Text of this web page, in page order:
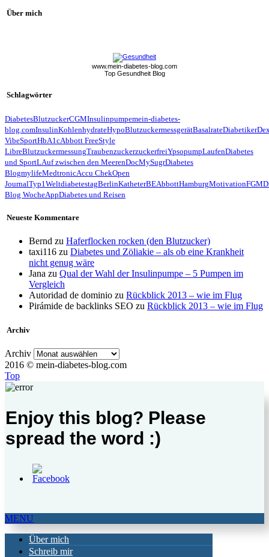
Über mich
www.mein-diabetes-blog.com
Top Gesundheit Blog
Schlagwörter
DiabetesBlutzuckerCGMInsulinpumpemein-diabetes-
blog.comInsulinKohlenhydrateHypoBlutzuckermessgerätBasalrateDiabetiker
VibeSportHbA1cAbbott FreeStyle
LibreBlutzuckermessungTraubenzuckerzuckerfreiYpsopumpLaufenDiabetes
und SportLAuf zwischen den MeerenDocMySugrDiabetes
BlogmylifeMedtronicAccu ChekOpen
JournalTyp1WeltdiabetestagBerlinKatheterBEAbbottHamburgMotivationFGM
Blog WocheAppDiabetes und Reisen
Neueste Kommentare
Bernd zu Haferflocken rocken (den Blutzucker)
taxi116 zu Diabetes und Zöliakie – als ob eine Krankheit
nicht genug wäre
Jana zu Qual der Wahl der Insulinpumpe – 5 Pumpen im
Vergleich
Autoridad de dominio zu Rückblick 2013 – wie im Flug
Pirámide de backlinks SEO zu Rückblick 2013 – wie im Flug
Archiv
Archiv
2016 © mein-diabetes-blog.com
Top
Enjoy this blog? Please
spread the word :)
MENU
Über mich
Schreib mir